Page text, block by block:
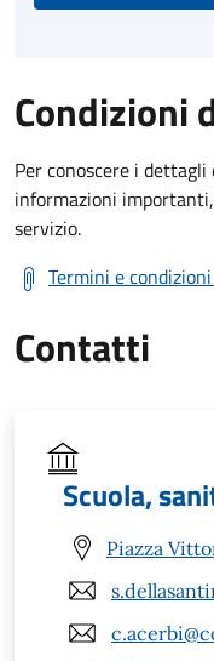
Condizioni
Per conoscere i
informazioni
servizio.
Termini e
Contatti
Scuola,
Piazza